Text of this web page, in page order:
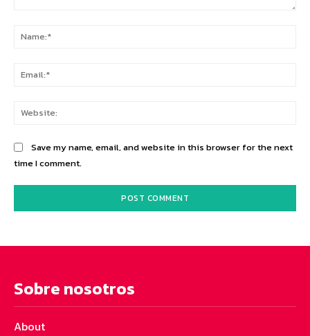
Save my name, email, and website in this browser for the next
time I comment.
Sobre nosotros
About